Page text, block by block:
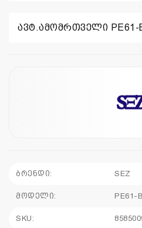
ავტ.ამომრთველი PE61-
ბრენდი: SEZ
მოდელი: PE61-
SKU: